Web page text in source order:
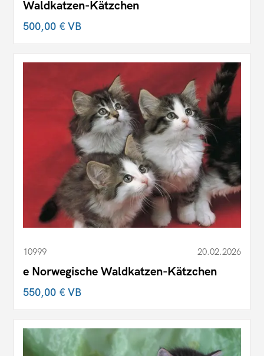
Waldkatzen-Kätzchen
500,00 €VB
10999 20.02.2026
e Norwegische Waldkatzen-Kätzchen
550,00 €VB